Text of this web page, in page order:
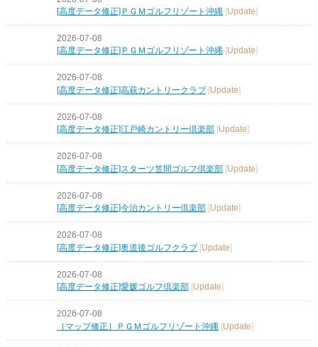
[高度データ修正]ＰＧＭゴルフリゾート沖縄 [Update]
2026-07-08
[高度データ修正]ＰＧＭゴルフリゾート沖縄 Update
2026-07-08
[高度データ修正]高萩カントリークラブ [Update]
2026-07-08
[高度データ修正]江戸崎カントリー倶楽部 Update
2026-07-08
[高度データ修正]スターツ笠間ゴルフ倶楽部 [Update]
2026-07-08
[高度データ修正]今治カントリー倶楽部 Update
2026-07-08
[高度データ修正]奥道後ゴルフクラブ [Update]
2026-07-08
[高度データ修正]愛媛ゴルフ倶楽部 Update
2026-07-08
［マップ修正］ＰＧＭゴルフリゾート沖縄 [Update]